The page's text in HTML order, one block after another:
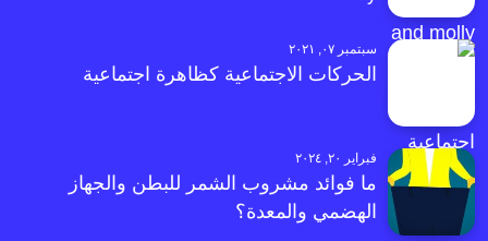
سبتمبر ٠٧, ٢٠٢١
الحركات الاجتماعية كظاهرة اجتماعية
فبراير ٢٠, ٢٠٢٤
ما فوائد مشروب الشمر للبطن والجهاز
الهضمي والمعدة؟